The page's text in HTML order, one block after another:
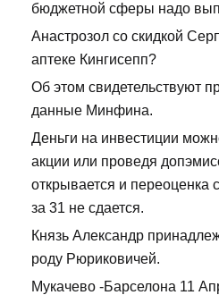
бюджетной сферы надо
Анастрозол со скидкой
аптеке Кингисепп?
Об этом свидетельствуют
данные Минфина.
Деньги на инвестиции
акции или проведя
открывается и переоценка
за 31 не сдается.
Князь Александр
роду Рюриковичей.
Мукачево -Барселона 11